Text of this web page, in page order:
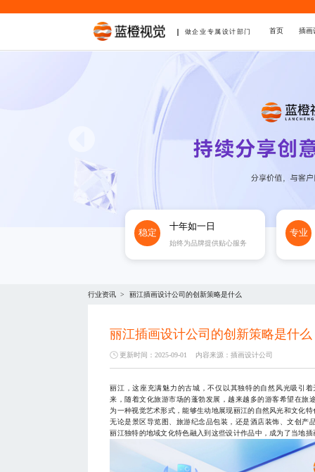
做企业专属设计部门 首页 插画
稳定
十年如一日
始终为品牌提供贴心服务
专业
行业资讯 > 丽江插画设计公司的创新策略是什么
丽江插画设计公司的创新策略是什么
更新时间：2025-09-01 内容来源： 插画设计公司
丽江，这座充满魅力的古城，不仅以其独特的自然风光吸引
来，随着文化旅游市场的蓬勃发展，越来越多的游客希望在旅
为一种视觉艺术形式，能够生动地展现丽江的自然风光和文化
无论是景区导览图、旅游纪念品包装，还是酒店装饰、文创产
丽江独特的地域文化特色融入到这些设计作品中，成为了当地